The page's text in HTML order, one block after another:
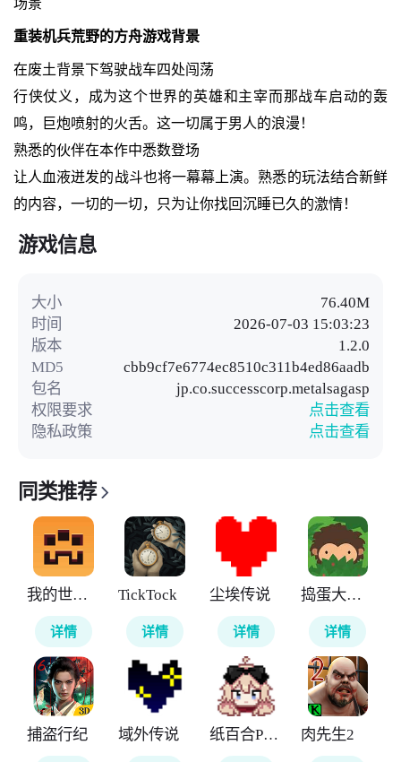
重装机兵荒野的方舟游戏背景
在废土背景下驾驶战车四处闯荡
行侠仗义，成为这个世界的英雄和主宰而那战车启动的轰
鸣，巨炮喷射的火舌。这一切属于男人的浪漫！
熟悉的伙伴在本作中悉数登场
让人血液迸发的战斗也将一幕幕上演。熟悉的玩法结合新鲜
的内容，一切的一切，只为让你找回沉睡已久的激情！
游戏信息
大小
76.40M
时间
2026-07-03 15:03:23
版本
1.2.0
MD5
cbb9cf7e6774ec8510c311b4ed86aadb
包名
jp.co.successcorp.metalsagasp
权限要求
点击查看
隐私政策
点击查看
同类推荐
我的世界地下城
详情
TickTock
详情
尘埃传说
详情
捣蛋大脚怪
详情
捕盗行纪 域外传说 纸百合PaperLily 肉先生2